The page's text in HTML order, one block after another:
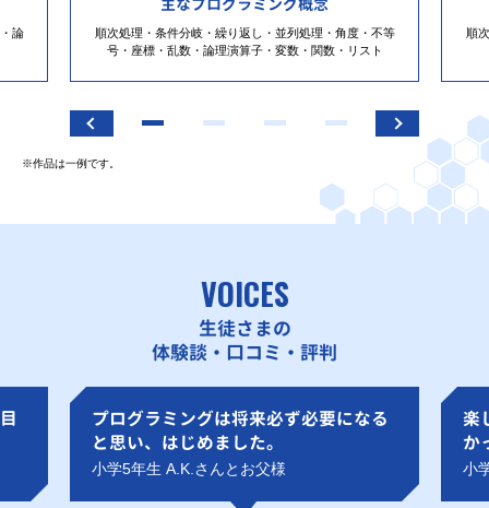
論
順次処理・条件分岐・繰り返し・並列処理・角度・不等
号・座標・乱数・論理演算子・変数・関数・リスト
順
※作品は一例です。
VOICES
生徒さまの
体験談・口コミ・評判
プログラミングは将来必ず必要になる
と思い、はじめました。
小学5年生 A.K.さんとお父様
楽
か
小